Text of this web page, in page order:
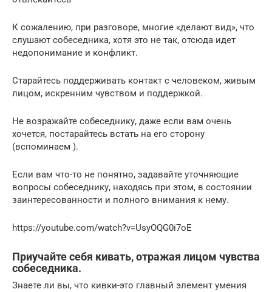
К сожалению, при разговоре, многие «делают вид», что
слушают собеседника, хотя это не так, отсюда идет
недопонимание и конфликт.
Старайтесь поддерживать контакт с человеком, живым
лицом, искренним чувством и поддержкой.
Не возражайте собеседнику, даже если вам очень
хочется, постарайтесь встать на его сторону
(вспоминаем ).
Если вам что-то не понятно, задавайте уточняющие
вопросы собеседнику, находясь при этом, в состоянии
заинтересованности и полного внимания к нему.
https://youtube.com/watch?v=UsyOQG0i7oE
Приучайте себя кивать, отражая лицом чувства
собеседника.
Знаете ли вы, что кивки-это главный элемент умения